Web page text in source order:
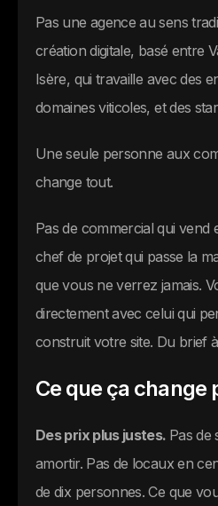
Pas une agence au sens
création digitale, basé entre
Isère, qui travaille avec des
domaines viticoles, et des
Une seule personne aux
change tout.
Pas de commercial qui vend
chef de projet qui passe la
que vous ne verrez jamais.
directement avec celui qui
construit votre site. Du brief
Ce que ça change
Des prix plus justes. Pas de
amortir. Pas de locaux en
de dix personnes. Ce que